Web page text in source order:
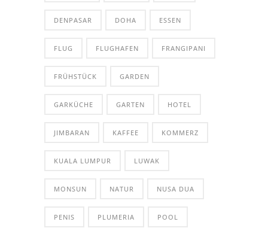
DENPASAR DOHA ESSEN
FLUG FLUGHAFEN FRANGIPANI
FRÜHSTÜCK GARDEN
GARKÜCHE GARTEN HOTEL
JIMBARAN KAFFEE KOMMERZ
KUALA LUMPUR LUWAK
MONSUN NATUR NUSA DUA
PENIS PLUMERIA POOL